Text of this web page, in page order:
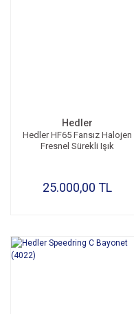
Hedler
Hedler HF65 Fansız Halojen
Fresnel Sürekli Işık
25.000,00 TL